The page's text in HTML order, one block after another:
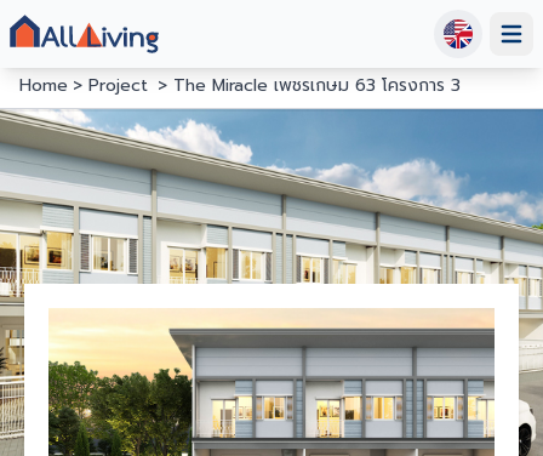
Home
Project The Miracle เพชรเกษม 63 โครงการ 3